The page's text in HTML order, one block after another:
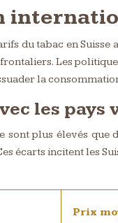
du tabac en Suisse
Les
la
les pays
sont plus élevés que
écarts incitent les
Prix